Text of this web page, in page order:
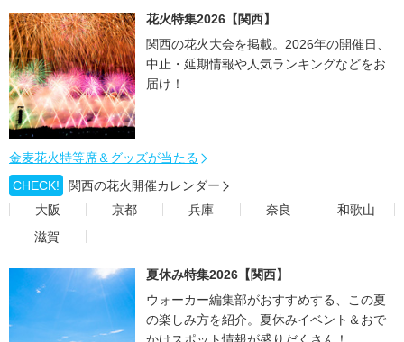
花火特集2026【関西】
関西の花火大会を掲載。2026年の開催日、
中止・延期情報や人気ランキングなどをお
届け！
金麦花火特等席＆グッズが当たる
CHECK!
関西の花火開催カレンダー
大阪
京都 兵庫 奈良
和歌山
滋賀
夏休み特集2026【関西】
ウォーカー編集部がおすすめする、この夏
の楽しみ方を紹介。夏休みイベント＆おで